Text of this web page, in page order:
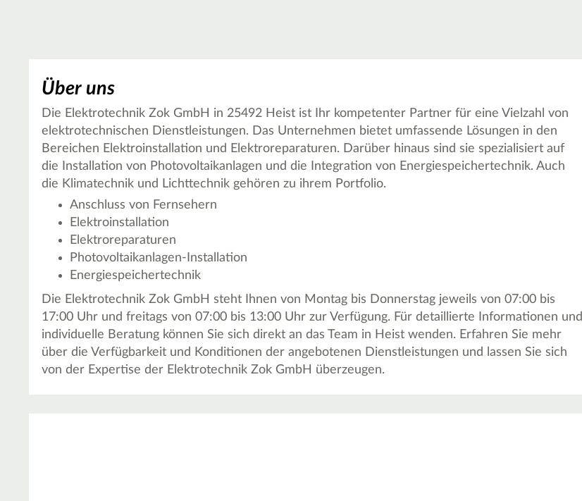
Über uns
Die Elektrotechnik Zok GmbH in 25492 Heist ist Ihr kompetenter Partner für eine Vielzahl von
elektrotechnischen Dienstleistungen. Das Unternehmen bietet umfassende Lösungen in den
Bereichen Elektroinstallation und Elektroreparaturen. Darüber hinaus sind sie spezialisiert auf
die Installation von Photovoltaikanlagen und die Integration von Energiespeichertechnik. Auch
die Klimatechnik und Lichttechnik gehören zu ihrem Portfolio.
Anschluss von Fernsehern
Elektroinstallation
Elektroreparaturen
Photovoltaikanlagen-Installation
Energiespeichertechnik
Die Elektrotechnik Zok GmbH steht Ihnen von Montag bis Donnerstag jeweils von 07:00 bis
17:00 Uhr und freitags von 07:00 bis 13:00 Uhr zur Verfügung. Für detaillierte Informationen und
individuelle Beratung können Sie sich direkt an das Team in Heist wenden. Erfahren Sie mehr
über die Verfügbarkeit und Konditionen der angebotenen Dienstleistungen und lassen Sie sich
von der Expertise der Elektrotechnik Zok GmbH überzeugen.